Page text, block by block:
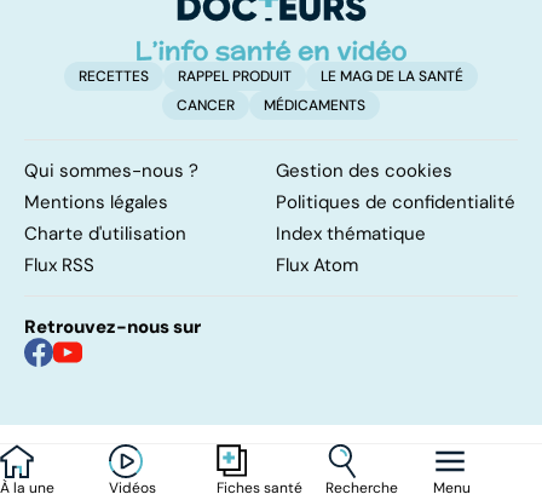
À la une Vidéos Fiches santé Recherche Menu
RECETTES RAPPEL PRODUIT
LE MAG DE LA SANTÉ
CANCER
MÉDICAMENTS
Qui sommes-nous ?
Gestion des cookies
Mentions légales
Politiques de confidentialité
Charte d'utilisation
Index thématique
Flux RSS
Flux Atom
Retrouvez-nous sur